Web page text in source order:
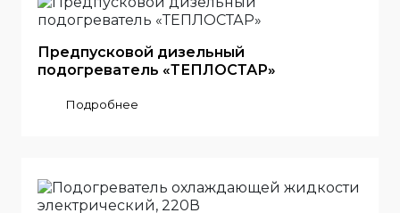
Предпусковой дизельный
подогреватель «ТЕПЛОСТАР»
Подробнее